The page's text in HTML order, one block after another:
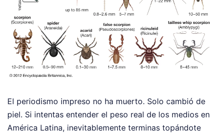
El periodismo impreso no ha muerto. Solo cambió de
piel. Si intentas entender el peso real de los medios en
América Latina, inevitablemente terminas topándote